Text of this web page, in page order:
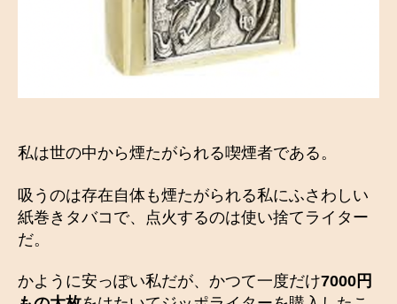
劇
の
私は世の中から煙たがられる喫煙者である。
吸うのは存在自体も煙たがられる私にふさわしい
紙巻きタバコで、点火するのは使い捨てライター
だ。
かように安っぽい私だが、かつて一度だけ7000円